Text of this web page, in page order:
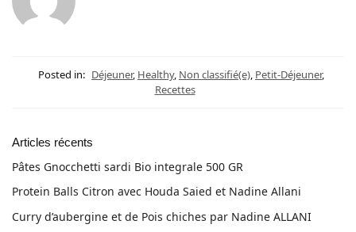
Posted in: Déjeuner, Healthy, Non classifié(e), Petit-Déjeuner,
Recettes
Articles récents
Pâtes Gnocchetti sardi Bio integrale 500 GR
Protein Balls Citron avec Houda Saied et Nadine Allani
Curry d’aubergine et de Pois chiches par Nadine ALLANI